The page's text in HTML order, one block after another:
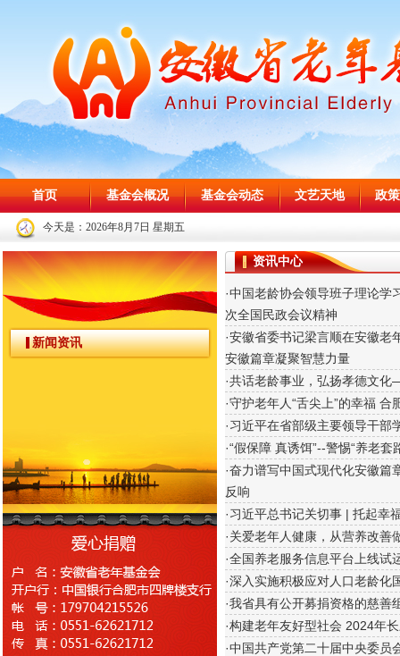
首页 基金会概况 基金会动态 文艺天地 政
今天是： 2026年8月7日 星期五
新闻资讯
资讯中心
·中国老龄协会领导班子理论
次全国民政会议精神
·安徽省委书记梁言顺在安徽
安徽篇章凝聚智慧力量
·共话老龄事业，弘扬孝德文
·守护老年人“舌尖上”的幸福
·习近平在省部级主要领导干
·“假保障 真诱饵”--警惕“养老套
·奋力谱写中国式现代化安徽
反响
·习近平总书记关切事 | 托起幸
·关爱老年人健康，从营养改
·全国养老服务信息平台上线试
·深入实施积极应对人口老龄
·我省具有公开募捐资格的慈善
·构建老年友好型社会 2024年
·中国共产党第二十届中央委员